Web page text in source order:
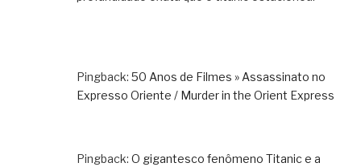
Pingback: 50 Anos de Filmes » Assassinato no
Expresso Oriente / Murder in the Orient Express
Pingback: O gigantesco fenômeno Titanic e a